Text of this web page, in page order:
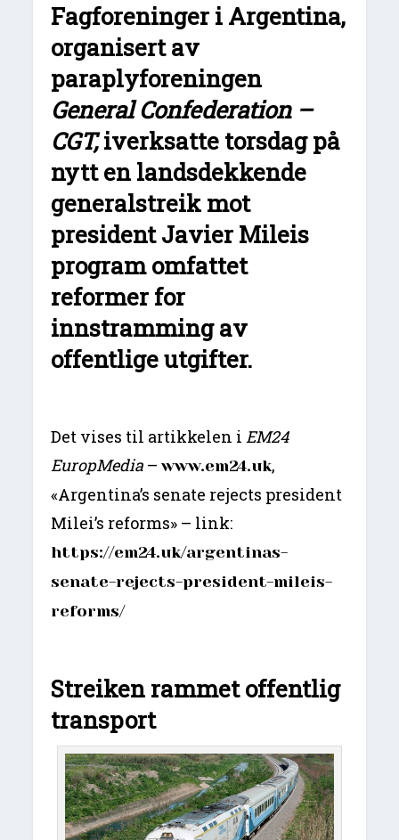
Fagforeninger i Argentina,
organisert av
paraplyforeningen
General Confederation –
CGT,iverksatte torsdag på
nytt en landsdekkende
generalstreik mot
president Javier Mileis
program omfattet
reformer for
innstramming av
offentlige utgifter.
Det vises til artikkelen iEM24
EuropMedia –www.em24.uk,
«Argentina’s senate rejects president
Milei’s reforms» – link:
https://em24.uk/argentinas-
senate-rejects-president-mileis-
reforms/
Streiken rammet offentlig
transport